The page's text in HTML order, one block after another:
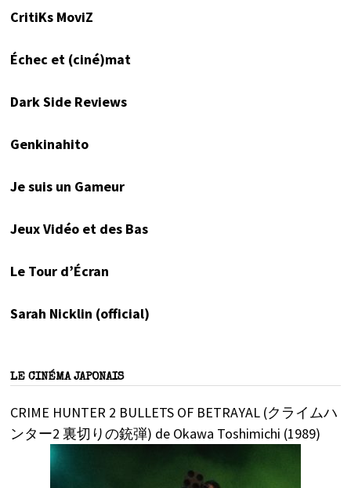
CritiKs MoviZ
Échec et (ciné)mat
Dark Side Reviews
Genkinahito
Je suis un Gameur
Jeux Vidéo et des Bas
Le Tour d’Écran
Sarah Nicklin (official)
LE CINÉMA JAPONAIS
CRIME HUNTER 2 BULLETS OF BETRAYAL (クライムハ
ンター2 裏切りの銃弾) de Okawa Toshimichi (1989)